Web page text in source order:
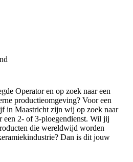
Operator en op zoek naar een
productieomgeving? Voor een
in Maastricht zijn wij op zoek naar
een 2- of 3-ploegendienst. Wil jij
die wereldwijd worden
Dan is dit jouw